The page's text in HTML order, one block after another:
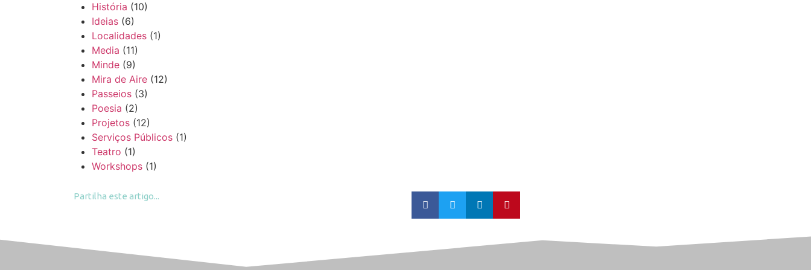
História (10)
Ideias (6)
Localidades (1)
Media (11)
Minde (9)
Mira de Aire (12)
Passeios (3)
Poesia (2)
Projetos (12)
Serviços Públicos (1)
Teatro (1)
Workshops (1)
Partilha este artigo...